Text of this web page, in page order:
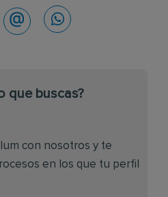
que buscas?
con nosotros y te
en los que tu perfil